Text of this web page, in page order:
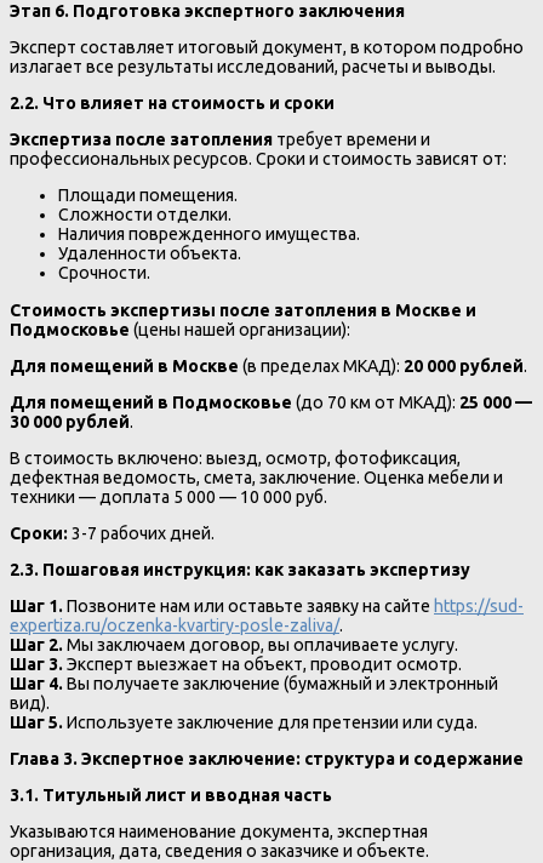
Этап 6. Подготовка экспертного заключения
Эксперт составляет итоговый документ, в котором подробно
излагает все результаты исследований, расчеты и выводы.
2.2. Что влияет на стоимость и сроки
Экспертиза после затопления требует времени и
профессиональных ресурсов. Сроки и стоимость зависят от:
Площади помещения.
Сложности отделки.
Наличия поврежденного имущества.
Удаленности объекта.
Срочности.
Стоимость экспертизы после затопления в Москве и
Подмосковье (цены нашей организации):
Для помещений в Москве (в пределах МКАД): 20 000 рублей.
Для помещений в Подмосковье (до 70 км от МКАД): 25 000 —
30 000 рублей.
В стоимость включено: выезд, осмотр, фотофиксация,
дефектная ведомость, смета, заключение. Оценка мебели и
техники — доплата 5 000 — 10 000 руб.
Сроки:3-7 рабочих дней.
2.3. Пошаговая инструкция: как заказать экспертизу
Шаг 1.Позвоните нам или оставьте заявку на сайте https://sud-
expertiza.ru/oczenka-kvartiry-posle-zaliva/.
Шаг 2.Мы заключаем договор, вы оплачиваете услугу.
Шаг 3.Эксперт выезжает на объект, проводит осмотр.
Шаг 4.Вы получаете заключение (бумажный и электронный
вид).
Шаг 5.Используете заключение для претензии или суда.
Глава 3. Экспертное заключение: структура и содержание
3.1. Титульный лист и вводная часть
Указываются наименование документа, экспертная
организация, дата, сведения о заказчике и объекте.